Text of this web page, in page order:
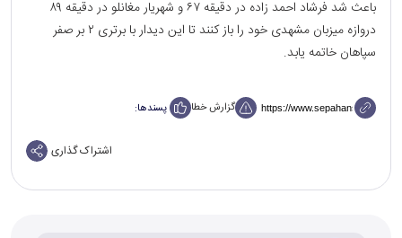
باعث شد فرشاد احمد زاده در دقیقه ۶۷ و شهریار مغانلو در دقیقه ۸۹
دروازه میزبان مشهدی خود را باز کنند تا این دیدار با برتری ۲ بر صفر
سپاهان خاتمه یابد.
گزارش خطا پسندها:
اشتراک گذاری